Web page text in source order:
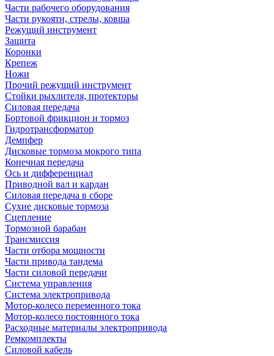
Части рабочего оборудования
Части рукояти, стрелы, ковша
Режущий инструмент
Защита
Коронки
Крепеж
Ножи
Прочий режущий инструмент
Стойки рыхлителя, протекторы
Силовая передача
Бортовой фрикцион и тормоз
Гидротрансформатор
Демпфер
Дисковые тормоза мокрого типа
Конечная передача
Ось и дифференциал
Приводной вал и кардан
Силовая передача в сборе
Сухие дисковые тормоза
Сцепление
Тормозной барабан
Трансмиссия
Части отбора мощности
Части привода тандема
Части силовой передачи
Система управления
Система электропривода
Мотор-колесо переменного тока
Мотор-колесо постоянного тока
Расходные материалы электропривода
Ремкомплекты
Силовой кабель